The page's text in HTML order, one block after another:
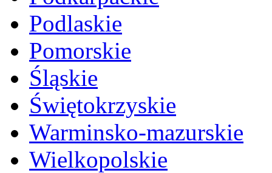
Podlaskie
Pomorskie
Śląskie
Świętokrzyskie
Warminsko-mazurskie
Wielkopolskie